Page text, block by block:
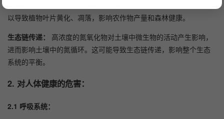
以导致植物叶片黄化、凋落，影响农作物产量和森林健康。
生态链传递：
高浓度的氮氧化物对土壤中微生物的活动产生影响，
进而影响土壤中的氮循环。这可能导致生态链传递，影响整个生态
系统的平衡。
2. 对人体健康的危害：
2.1 呼吸系统：